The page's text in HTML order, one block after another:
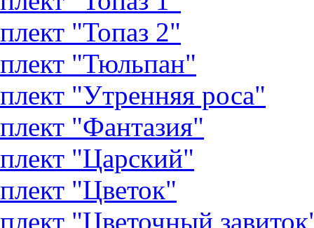
"Топаз 2"
"Тюльпан"
"Утренняя роса"
"Фантазия"
"Царский"
"Цветок"
"Цветочный